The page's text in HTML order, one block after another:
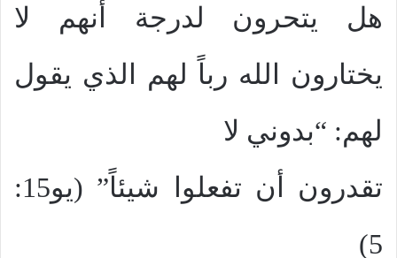
هل يتحرون لدرجة أنهم لا
يختارون الله رباً لهم الذي يقول
لهم: “بدوني لا
تقدرون أن تفعلوا شيئاً” (يو15:
5)